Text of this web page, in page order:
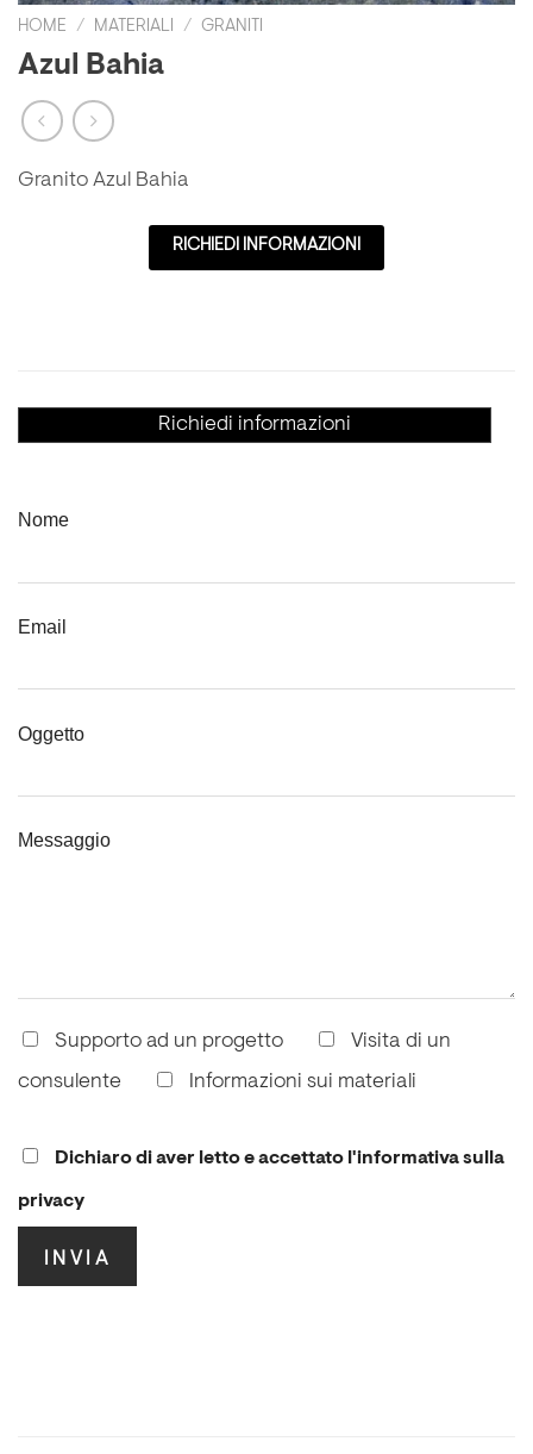
HOME / MATERIALI / GRANITI
Azul Bahia
Granito Azul Bahia
RICHIEDI INFORMAZIONI
Richiedi informazioni
Nome
Email
Oggetto
Messaggio
Supporto ad un progetto
Visita di un
consulente
Informazioni sui materiali
Dichiaro di aver letto e accettato l'informativa sulla
privacy